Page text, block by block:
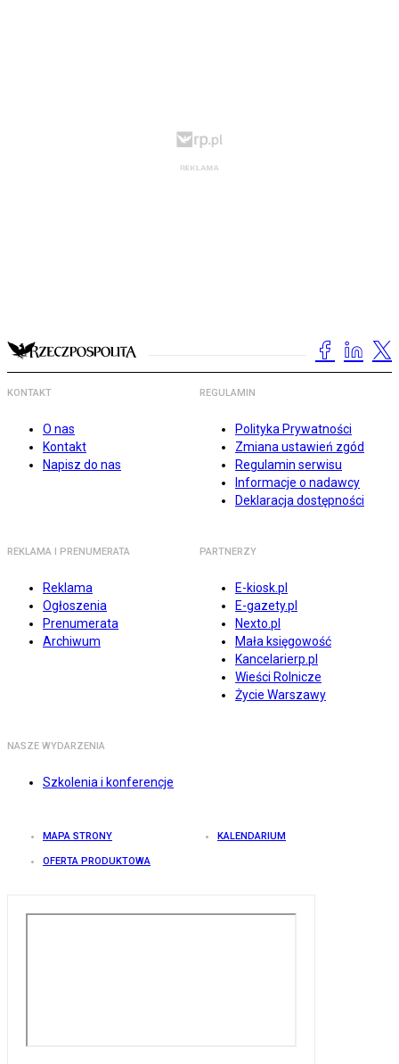
KONTAKT
O nas
Kontakt
Napisz do nas
REGULAMIN
Polityka Prywatności
Zmiana ustawień zgód
Regulamin serwisu
Informacje o nadawcy
Deklaracja dostępności
REKLAMA I PRENUMERATA
Reklama
Ogłoszenia
Prenumerata
Archiwum
PARTNERZY
E-kiosk.pl
E-gazety.pl
Nexto.pl
Mała księgowość
Kancelarierp.pl
Wieści Rolnicze
Życie Warszawy
NASZE WYDARZENIA
Szkolenia i konferencje
MAPA STRONY KALENDARIUM
OFERTA PRODUKTOWA